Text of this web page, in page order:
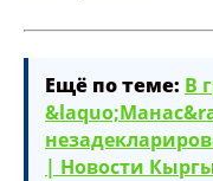
Ещё по теме: В
| Новости